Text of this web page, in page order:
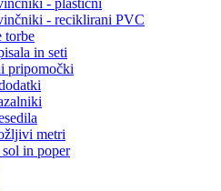
- plastični
- reciklirani PVC
torbe
in seti
pripomočki
metri
in poper